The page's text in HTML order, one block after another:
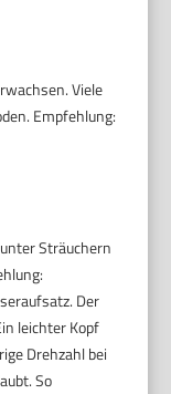
Viele
Empfehlung:
Sträuchern
Der
leichter Kopf
Drehzahl bei
So